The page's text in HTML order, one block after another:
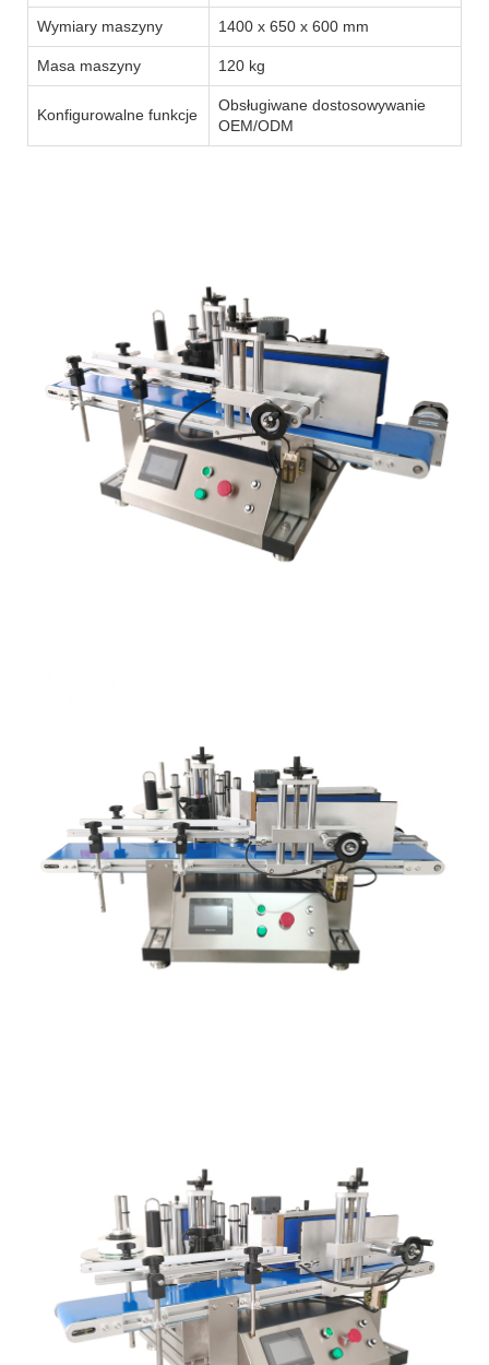
Wymiary maszyny 1400 x 650 x 600 mm
Masa maszyny 120 kg
Konfigurowalne funkcje
Obsługiwane dostosowywanie
OEM/ODM